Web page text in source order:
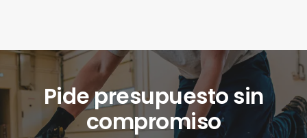
Pide presupuesto sin
compromiso